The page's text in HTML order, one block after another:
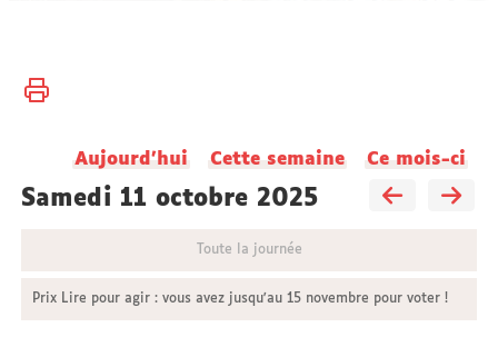
Vous
Accueil
Aujourd'hui Cette semaine Ce mois-ci
samedi 11 octobre 2025
Toute la journée
Prix Lire pour agir : vous avez jusqu'au 15 novembre pour voter !